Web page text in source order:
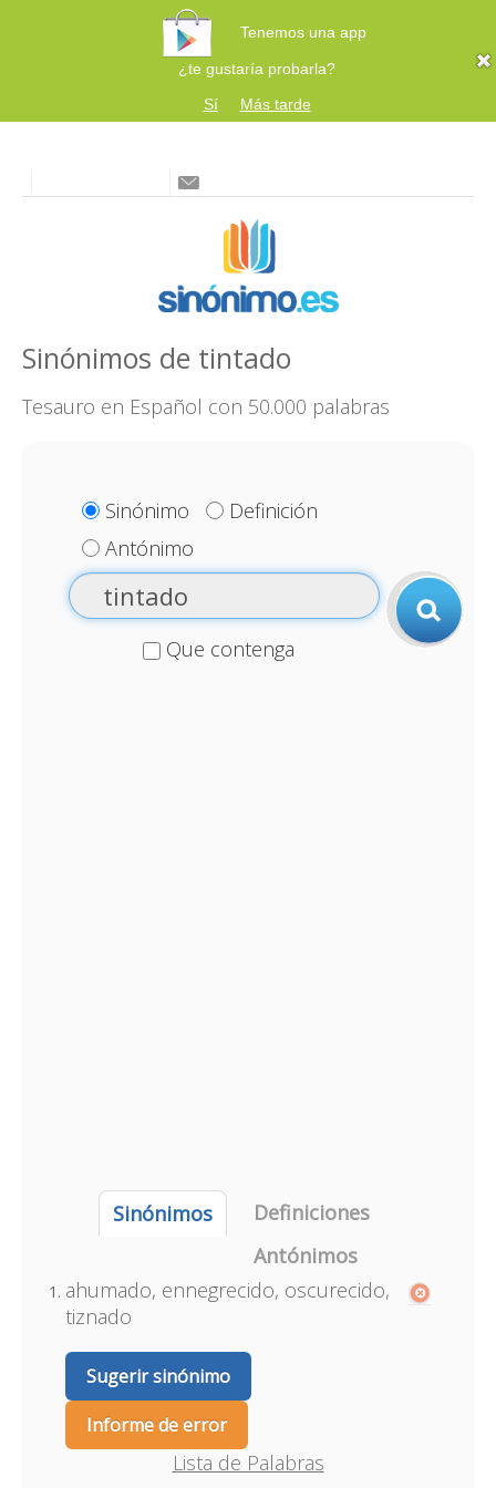
Tenemos una app
¿te gustaría probarla?
Sí
Más tarde
Sinónimos de tintado
Tesauro en Español con 50.000 palabras
Sinónimo
Definición
Antónimo
Que contenga
Sinónimos
Definiciones
Antónimos
ahumado, ennegrecido, oscurecido,
tiznado
Sugerir sinónimo
Informe de error
Lista de Palabras